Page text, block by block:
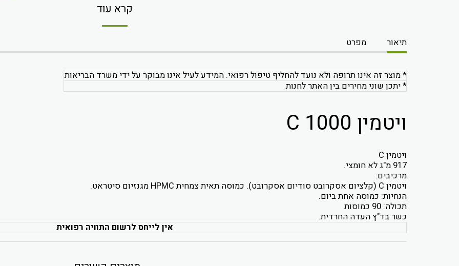
קרא עוד
תיאור מפרט
* מוצר זה אינו תרופה ולא נועד להחליף טיפול רפואי. המידע לעיל אינו מבוקר על ידי משרד הבריאות
* יתכן שוני מחירים בין האתר לחנות
ויטמין C 1000
ויטמין C
917 מ"ג לא חומצי.
מרכיבים:
ויטמין C (קלציום אסקרובט סודיום אסקרובט). כמוסה תאית צמחית HPMC מגנזיום סיטראט.
הנחיות: כמוסה אחת ביום.
תכולה: 90 כמוסות
כשר בד"ץ העדה החרדית.
אין לייחס לרשום התוויה רפואית